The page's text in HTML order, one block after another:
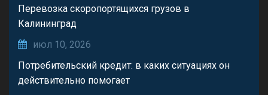
Перевозка скоропортящихся грузов в
Калининград
июл 10, 2026
Потребительский кредит: в каких ситуациях он
действительно помогает